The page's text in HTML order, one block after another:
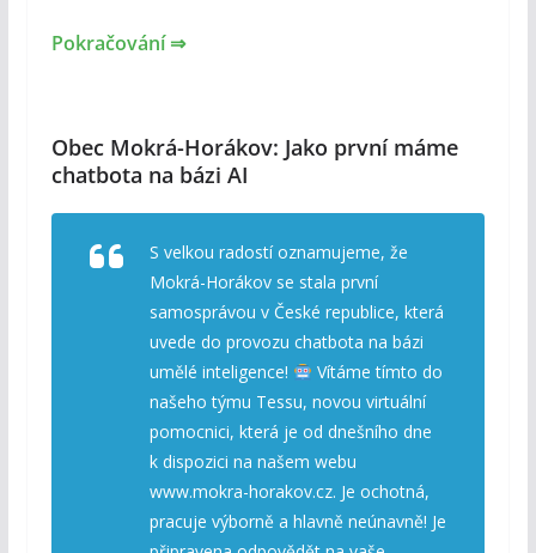
Pokračování ⇒
Obec Mokrá-Horákov: Jako první máme
chatbota na bázi AI
S velkou radostí oznamujeme, že
Mokrá-Horákov se stala první
samosprávou v České republice, která
uvede do provozu chatbota na bázi
umělé inteligence!
Vítáme tímto do
našeho týmu Tessu, novou virtuální
pomocnici, která je od dnešního dne
k dispozici na našem webu
www.mokra-horakov.cz. Je ochotná,
pracuje výborně a hlavně neúnavně! Je